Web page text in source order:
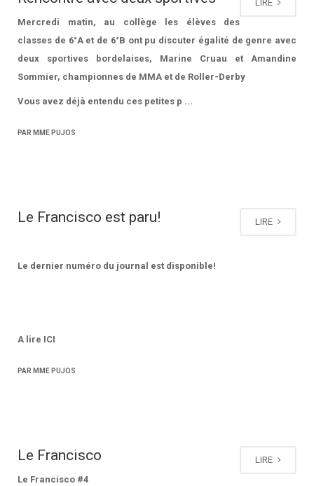
LIRE
Mercredi matin, au collège les élèves des
classes de 6°A et de 6°B ont pu discuter égalité de genre avec
deux sportives bordelaises, Marine Cruau et Amandine
Sommier, championnes de MMA et de Roller-Derby
Vous avez déjà entendu ces petites p ...
PAR MME PUJOS
LIRE
Le Francisco est paru!
Le dernier numéro du journal est disponible!
A lire ICI
PAR MME PUJOS
LIRE
Le Francisco
Le Francisco #4